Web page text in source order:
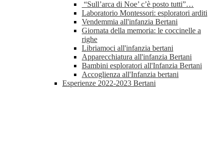
“Sull’arca di Noe’ c’è posto tutti”…
Laboratorio Montessori: esploratori arditi
Vendemmia all'infanzia Bertani
Giornata della memoria: le coccinelle a
righe
Libriamoci all'infanzia bertani
Apparecchiatura all'infanzia Bertani
Bambini esploratori all'Infanzia Bertani
Accoglienza all'Infanzia bertani
Esperienze 2022-2023 Bertani